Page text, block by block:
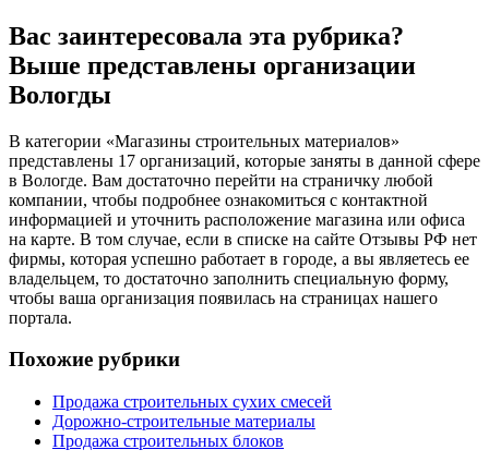
Вас заинтересовала эта рубрика?
Выше представлены организации
Вологды
В категории «Магазины строительных материалов»
представлены 17 организаций, которые заняты в данной сфере
в Вологде. Вам достаточно перейти на страничку любой
компании, чтобы подробнее ознакомиться с контактной
информацией и уточнить расположение магазина или офиса
на карте. В том случае, если в списке на сайте Отзывы РФ нет
фирмы, которая успешно работает в городе, а вы являетесь ее
владельцем, то достаточно заполнить специальную форму,
чтобы ваша организация появилась на страницах нашего
портала.
Похожие рубрики
Продажа строительных сухих смесей
Дорожно-строительные материалы
Продажа строительных блоков